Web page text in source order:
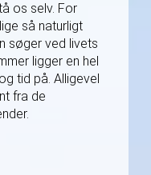
os selv. For
så naturligt
søger ved livets
ligger en hel
tid på. Alligevel
fra de